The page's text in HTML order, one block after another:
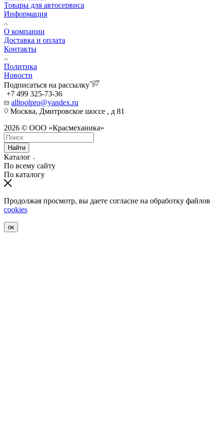
Товары для автосервиса
Информация
О компании
Доставка и оплата
Контакты
Политика
Новости
Подписаться на рассылку
+7 499 325-73-36
alltoolpro@yandex.ru
Москва, Дмитровское шоссе , д 81
2026 © ООО «Красмеханика»
Найти
Каталог
По всему сайту
По каталогу
Продолжая просмотр, вы даете согласие на обработку файлов
cookies
ок